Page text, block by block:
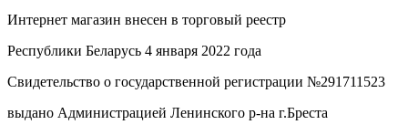
Интернет магазин внесен в торговый реестр
Республики Беларусь 4 января 2022 года
Свидетельство о государственной регистрации №291711523
выдано Администрацией Ленинского р-на г.Бреста